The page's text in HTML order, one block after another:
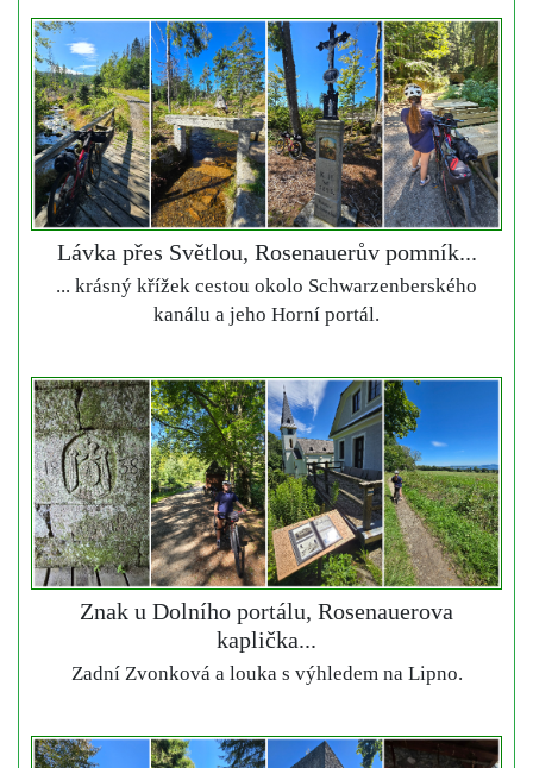
Lávka přes Světlou, Rosenauerův pomník...
... krásný křížek cestou okolo Schwarzenberského
kanálu a jeho Horní portál.
Znak u Dolního portálu, Rosenauerova
kaplička...
Zadní Zvonková a louka s výhledem na Lipno.